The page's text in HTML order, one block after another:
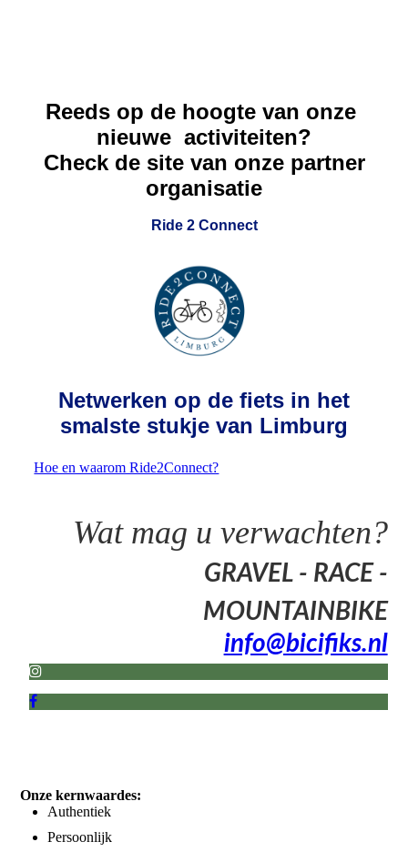
Reeds op de hoogte van onze
nieuwe activiteiten?
Check de site van onze partner
organisatie
Ride 2 Connect
Netwerken op de fiets in het
smalste stukje van Limburg
Hoe en waarom Ride2Connect?
Wat mag u verwachten?
GRAVEL - RACE -
MOUNTAINBIKE
info@bicifiks.nl
Onze kernwaardes:
Authentiek
Persoonlijk